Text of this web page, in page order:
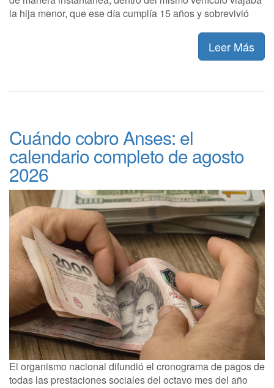
la hija menor, que ese día cumplía 15 años y sobrevivió
Leer Más
Cuándo cobro Anses: el
calendario completo de agosto
2026
El organismo nacional difundió el cronograma de pagos de
todas las prestaciones sociales del octavo mes del año